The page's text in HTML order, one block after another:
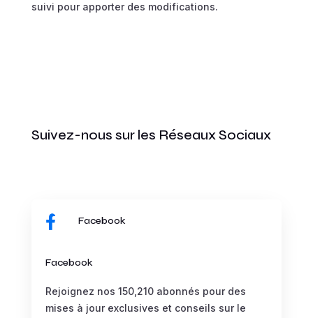
suivi pour apporter des modifications.
Suivez-nous sur les Réseaux Sociaux
 Facebook
Facebook
Rejoignez nos 150,210 abonnés pour des
mises à jour exclusives et conseils sur le